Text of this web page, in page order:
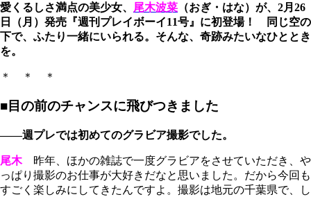
愛くるしさ満点の美少女、 尾木波菜 （おぎ・はな）が、2月26
日（月）発売『週刊プレイボーイ11号』に初登場！ 同じ空の
下で、ふたり一緒にいられる。そんな、奇跡みたいなひととき
を。
＊ ＊ ＊
■目の前のチャンスに飛びつきました
――週プレでは初めてのグラビア撮影でした。
尾木昨年、ほかの雑誌で一度グラビアをさせていただき、や
っぱり撮影のお仕事が大好きだなと思いました。だから今回も
すごく楽しみにしてきたんですよ。撮影は地元の千葉県で、し